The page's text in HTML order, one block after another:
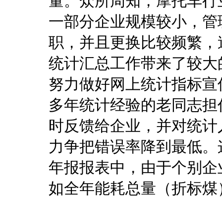
一部分企业规模较小，
职，并且更换比较频繁
统计汇总工作带来了较
努力做好网上统计指标
多年统计经验的老同志
时反馈给企业，并对统
力争把错误率降到最低
年报报表中，由于个别
如全年能耗总量（折标